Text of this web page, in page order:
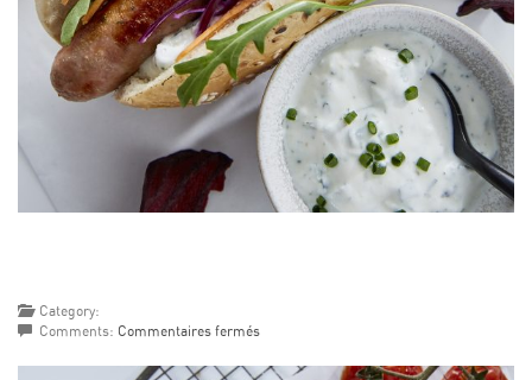
Category:
Comments: Commentaires ferméssur
DOG